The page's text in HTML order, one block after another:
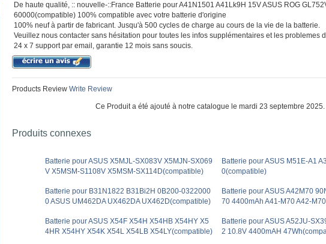
De haute qualité, :: nouvelle-::France Batterie pour A41N1501 A41Lk9H 15V ASUS ROG
60000(compatible) 100% compatible avec votre batterie d'origine
100% neuf à partir de fabricant. Jusqu'à 500 cycles de charge au cours de la vie de la batterie.
Veuillez nous contacter sans hésitation pour toutes les infos supplémentaires et les problemes
24 x 7 support par email, garantie 12 mois sans soucis.
Products Review Write Review
Ce Produit a été ajouté à notre catalogue le mardi 23 septembre 2025.
Produits connexes
Batterie pour ASUS X5MJL-SX083V X5MJN-SX069
V X5MSM-S1108V X5MSM-SX114D(compatible)
Batterie pour ASUS M51E-A1
0(compatible)
Batterie pour B31N1822 B31Bi2H 0B200-0322000
0 ASUS UM462DA UX462DA UX462D(compatible)
Batterie pour ASUS A42M70
70 4400mAh A41-M70 A42-
Batterie pour ASUS X54F X54H X54HB X54HY X5
4HR X54HY X54K X54L X54LB X54LY(compatible)
Batterie pour ASUS A52JU-
2 10.8V 4400mAH